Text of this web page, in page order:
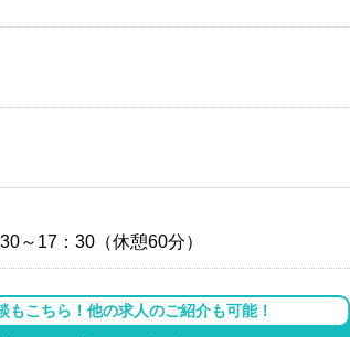
～17：30（休憩60分）
もこちら！他の求人のご紹介も可能！